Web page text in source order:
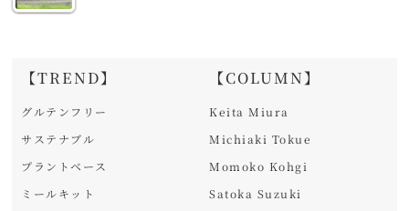
【TREND】
グルテンフリー
サステナブル
プラントベース
ミールキット
【COLUMN】
Keita Miura
Michiaki Tokue
Momoko Kohgi
Satoka Suzuki